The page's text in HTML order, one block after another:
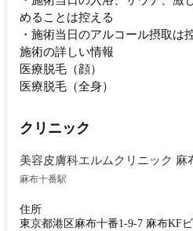
めることは控える
・施術当日のアルコール摂取は
施術の詳しい情報
医療脱毛（顔）
医療脱毛（全身）
クリニック
美容皮膚科エルムクリニック 麻
麻布十番駅
住所
東京都港区麻布十番1-9-7 麻布KF